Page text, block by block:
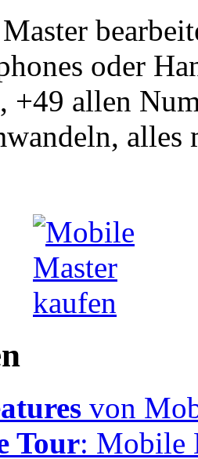
oder
+49 allen
von
Tour: Mobile